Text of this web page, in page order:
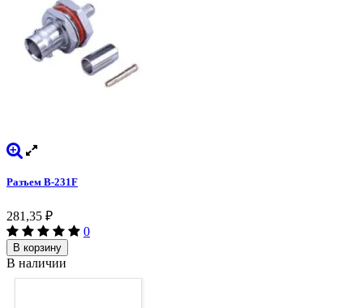
Разъем B-231F
281,35 ₽
0
В корзину
В наличии